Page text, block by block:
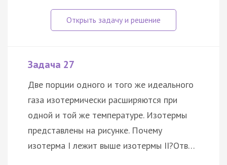
Задача 27
Две порции одного и того же идеального
газа изотермически расширяются при
одной и той же температуре. Изотермы
представлены на рисунке. Почему
изотерма I лежит выше изотермы II?Отв…